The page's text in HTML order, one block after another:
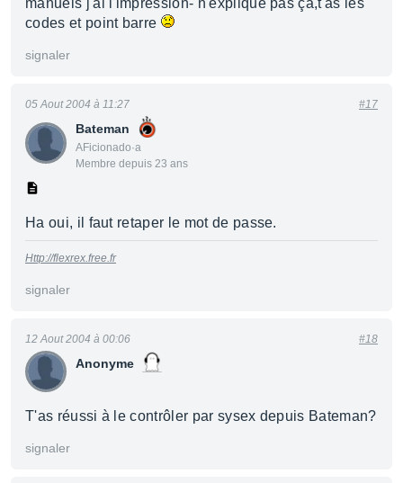
manuels j'ai l'impression- n'explique pas ça,t'as les
codes et point barre
signaler
Bateman
AFicionado·a
Membre depuis 23 ans
05 Aout 2004 à 11:27 #17
Ha oui, il faut retaper le mot de passe.
Http://flexrex.free.fr
signaler
Anonyme
12 Aout 2004 à 00:06 #18
T'as réussi à le contrôler par sysex depuis Bateman?
signaler